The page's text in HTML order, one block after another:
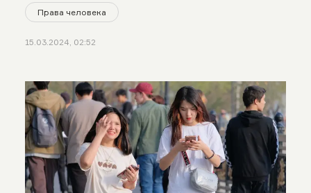
Права человека
15.03.2024, 02:52